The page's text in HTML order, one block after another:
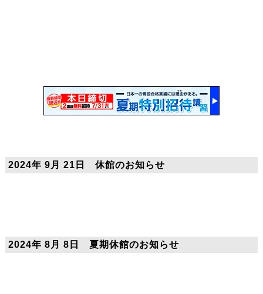
2024年 9月 21日 休館のお知らせ
2024年 8月 8日 夏期休館のお知らせ